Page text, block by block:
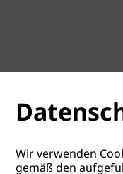
Wir verwenden
gemäß den